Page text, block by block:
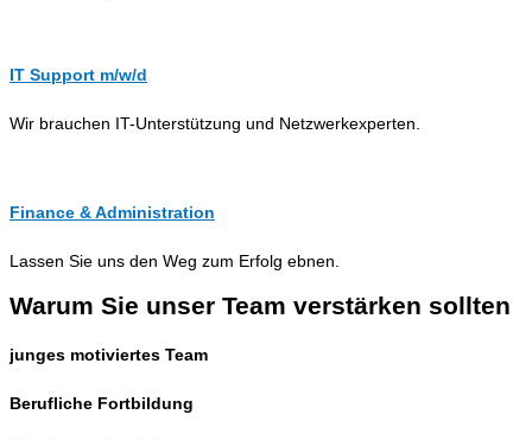
IT Support m/w/d
Wir brauchen IT-Unterstützung und Netzwerkexperten.
Finance & Administration
Lassen Sie uns den Weg zum Erfolg ebnen.
Warum Sie unser Team verstärken sollten
junges motiviertes Team
Berufliche Fortbildung